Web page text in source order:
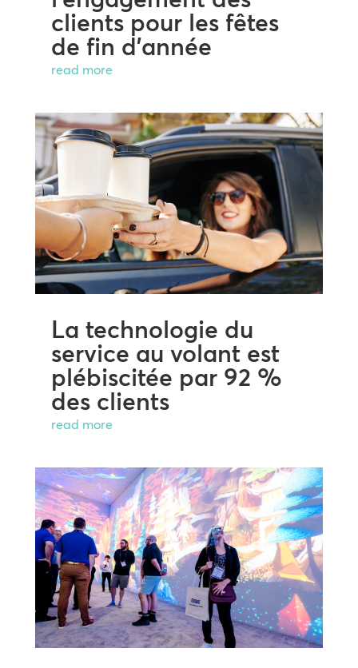
clients pour les fêtes
de fin d’année
read more
La technologie du
service au volant est
plébiscitée par 92 %
des clients
read more